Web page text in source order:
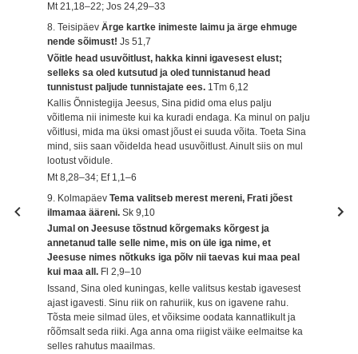
Mt 21,18–22; Jos 24,29–33
8. TeisipäevÄrge kartke inimeste laimu ja ärge ehmuge
nende sõimust!Js 51,7
Võitle head usuvõitlust, hakka kinni igavesest elust;
selleks sa oled kutsutud ja oled tunnistanud head
tunnistust paljude tunnistajate ees. 1Tm 6,12
Kallis Õnnistegija Jeesus, Sina pidid oma elus palju
võitlema nii inimeste kui ka kuradi endaga. Ka minul on palju
võitlusi, mida ma üksi omast jõust ei suuda võita. Toeta Sina
mind, siis saan võidelda head usuvõitlust. Ainult siis on mul
lootust võidule.
Mt 8,28–34; Ef 1,1–6
9. KolmapäevTema valitseb merest mereni, Frati jõest
ilmamaa ääreni.Sk 9,10
Jumal on Jeesuse tõstnud kõrgemaks kõrgest ja
annetanud talle selle nime, mis on üle iga nime, et
Jeesuse nimes nõtkuks iga põlv nii taevas kui maa peal
kui maa all. Fl 2,9–10
Issand, Sina oled kuningas, kelle valitsus kestab igavesest
ajast igavesti. Sinu riik on rahuriik, kus on igavene rahu.
Tõsta meie silmad üles, et võiksime oodata kannatlikult ja
rõõmsalt seda riiki. Aga anna oma riigist väike eelmaitse ka
selles rahutus maailmas.